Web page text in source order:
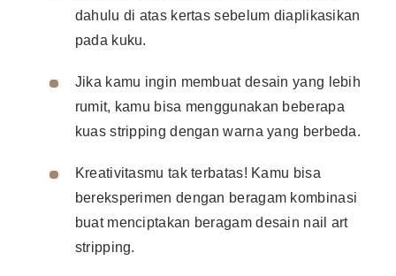
dahulu di atas kertas sebelum diaplikasikan
pada kuku.
Jika kamu ingin membuat desain yang lebih
rumit, kamu bisa menggunakan beberapa
kuas stripping dengan warna yang berbeda.
Kreativitasmu tak terbatas! Kamu bisa
bereksperimen dengan beragam kombinasi
buat menciptakan beragam desain nail art
stripping.